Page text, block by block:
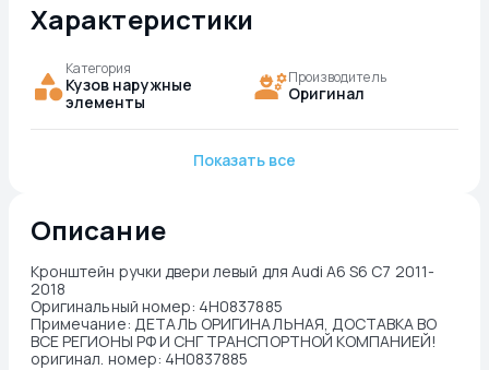
Характеристики
Категория
Кузов наружные
элементы
Производитель
Оригинал
Показать все
Описание
Кронштейн ручки двери левый для Audi A6 S6 C7 2011-
2018
Оригинальный номер: 4H0837885
Примечание: ДЕТАЛЬ ОРИГИНАЛЬНАЯ, ДОСТАВКА ВО
ВСЕ РЕГИОНЫ РФ И СНГ ТРАНСПОРТНОЙ КОМПАНИЕЙ!
оригинал. номер: 4H0837885